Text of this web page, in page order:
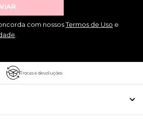
com nossosTermos de Uso e
Trocas e devoluções